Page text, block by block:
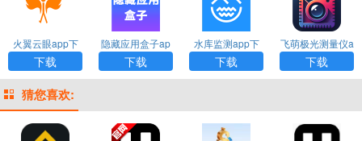
火翼云眼app下
载
下载
隐藏应用盒子ap
p下载
下载
水库监测app下
载
下载
飞萌极光测量仪a
pp下载安装
下载
猜您喜欢: